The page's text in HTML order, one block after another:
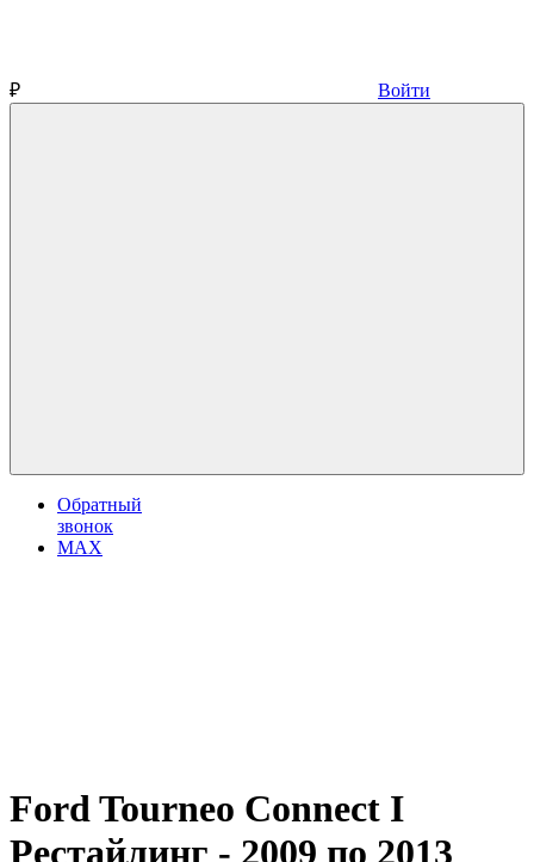
₽ Войти
Обратный
звонок
MAX
Ford Tourneo Connect I
Рестайлинг - 2009 по 2013